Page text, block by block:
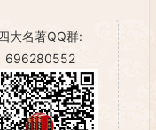
大名著QQ群:
696280552